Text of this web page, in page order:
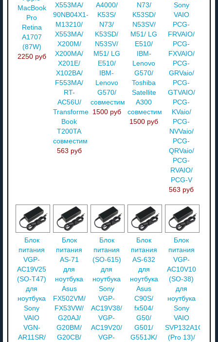
MacBook
Pro
Retina
A1707
(87W)
2250 руб
X553MA/
90NB04X1-
M13210/
X553MA/
X200M/
X200MA/
X201E/
X102BA/
F553MA/
RT-
AC56U/
Transformer
Book
T200TA
совместимый
563 руб
A4000/
K53S/
N73/
K53SD/
N53SV/
M51/ LG
E510/
IBM-
Lenovo
G570/
совместимый
1500 руб
N73/
K53SD/
N53SV/
M51/ LG
E510/
IBM-
Lenovo
G570/
Toshiba
Satellite
A300
совместимый
1500 руб
Sony
VAIO
PCG-
FRVAIO/
PCG-
FXVAIO/
PCG-
GRVaio/
PCG-
GTVAIO/
PCG-
KVaio/
PCG-
NVVaio/
PCG-
QRVaio/
PCG-
RVAIO/
PCG-V
563 руб
Блок
питания
VGP-
AC19V25
(SO-T47)
для
ноутбука
Sony
VAIO
VGN-
AR11SR/
Блок
питания
AS-71
для
ноутбука
Asus
FX502VM/
FX53VW/
G20AJ/
G20BM/
G20CB/
Блок
питания
(SO-615)
для
ноутбука
Sony
VGP-
AC19V38/
VGP-
AC19V20/
VGP-
Блок
питания
AS-632
для
ноутбука
Asus
C90S/
fx504/
G50/
G501/
G551JK/
Блок
питания
VGP-
AC10V10
(SO-38)
для
ноутбука
Sony
VAIO
SVP132A1CV
(Pro 13)/